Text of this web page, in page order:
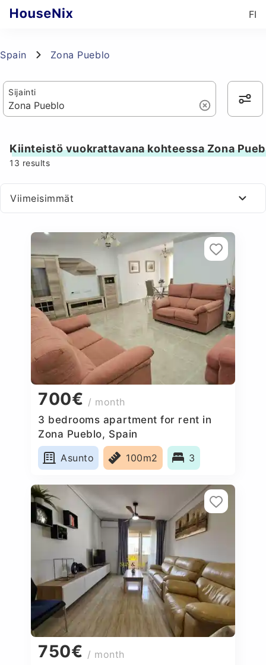
FI
Spain Zona Pueblo
Sijainti
Kiinteistö vuokrattavana kohteessa Zona
13 results
Viimeisimmät
700€ / month
3 bedrooms apartment for rent in
Zona Pueblo, Spain
Asunto
100m2 3
750€ / month